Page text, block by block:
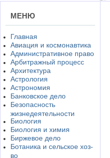
МЕНЮ
Главная
Авиация и космонавтика
Административное право
Арбитражный процесс
Архитектура
Астрология
Астрономия
Банковское дело
Безопасность
жизнедеятельности
Биология
Биология и химия
Биржевое дело
Ботаника и сельское хоз-
во